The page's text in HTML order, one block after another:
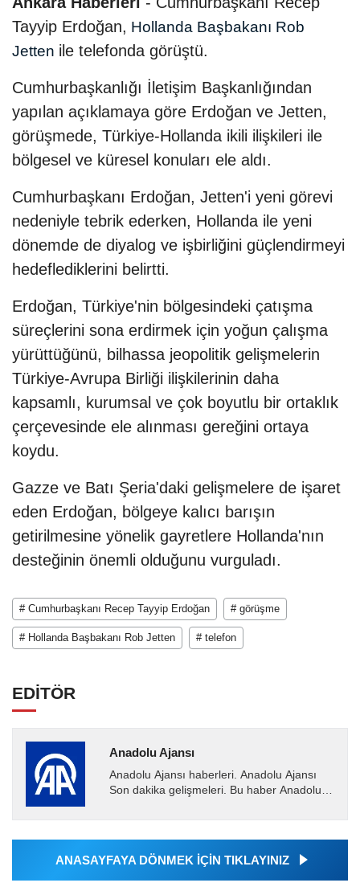
Tayyip Erdoğan, Hollanda Başbakanı Rob
Jetten ile telefonda görüştü.
Cumhurbaşkanlığı İletişim Başkanlığından
yapılan açıklamaya göre Erdoğan ve Jetten,
görüşmede, Türkiye-Hollanda ikili ilişkileri ile
bölgesel ve küresel konuları ele aldı.
Cumhurbaşkanı Erdoğan, Jetten'i yeni görevi
nedeniyle tebrik ederken, Hollanda ile yeni
dönemde de diyalog ve işbirliğini güçlendirmeyi
hedeflediklerini belirtti.
Erdoğan, Türkiye'nin bölgesindeki çatışma
süreçlerini sona erdirmek için yoğun çalışma
yürüttüğünü, bilhassa jeopolitik gelişmelerin
Türkiye-Avrupa Birliği ilişkilerinin daha
kapsamlı, kurumsal ve çok boyutlu bir ortaklık
çerçevesinde ele alınması gereğini ortaya
koydu.
Gazze ve Batı Şeria'daki gelişmelere de işaret
eden Erdoğan, bölgeye kalıcı barışın
getirilmesine yönelik gayretlere Hollanda'nın
desteğinin önemli olduğunu vurguladı.
# Cumhurbaşkanı Recep Tayyip Erdoğan # görüşme
# Hollanda Başbakanı Rob Jetten # telefon
EDİTÖR
Anadolu Ajansı
Anadolu Ajansı haberleri. Anadolu Ajansı
Son dakika gelişmeleri. Bu haber Anadolu
Ajansı tarafından...
ANASAYFAYA DÖNMEK İÇİN TIKLAYINIZ